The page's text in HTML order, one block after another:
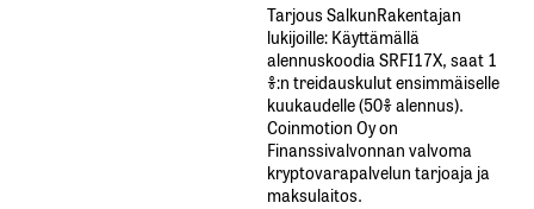
Tarjous SalkunRakentajan
lukijoille: Käyttämällä​ ​
alennuskoodia​ ​SRFI17X,​ ​saat​ ​1
%:n treidauskulut​ ​ensimmäiselle​ ​
kuukaudelle​ ​(50%​ ​alennus).
Coinmotion Oy on
Finanssivalvonnan valvoma
kryptovarapalvelun tarjoaja ja
maksulaitos.